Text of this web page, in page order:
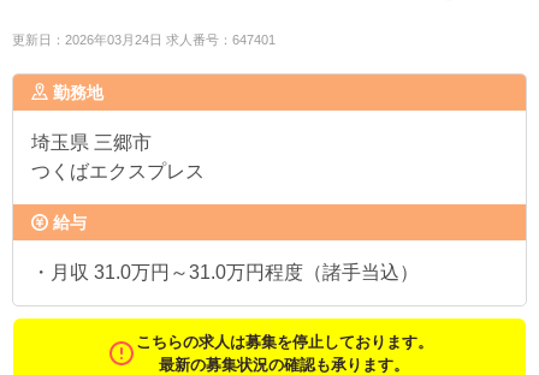
更新日：2026年03月24日 求人番号：647401
勤務地
埼玉県 三郷市
つくばエクスプレス
給与
・月収 31.0万円～31.0万円程度（諸手当込）
こちらの求人は募集を停止しております。
最新の募集状況の確認も承ります。